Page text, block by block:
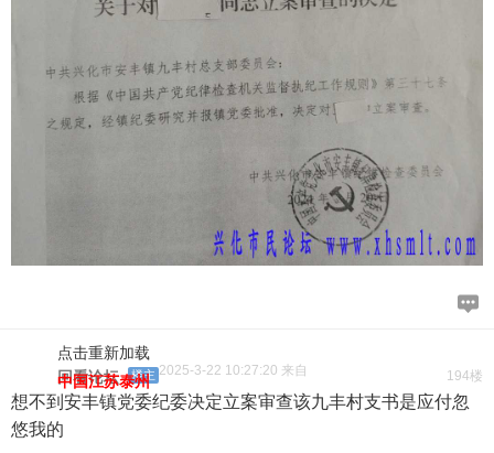
点击重新加载
194楼
回看论坛 楼主 2025-3-22 10:27:20 来自
中国江苏泰州
想不到安丰镇党委纪委决定立案审查该九丰村支书是应付忽
悠我的